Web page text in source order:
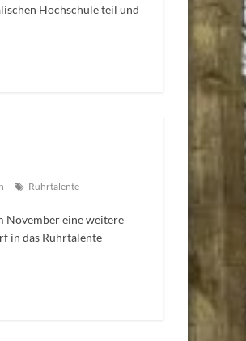
Hochschule teil und
Ruhrtalente
November eine weitere
in das Ruhrtalente-